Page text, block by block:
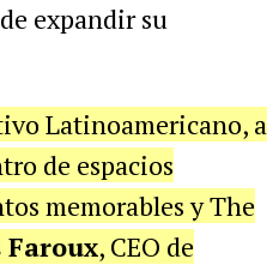
expandir su
Latinoamericano, a
de espacios
memorables y The
Faroux, CEO de